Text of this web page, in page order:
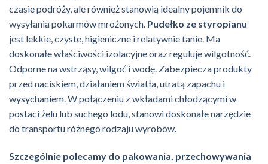
czasie podróży, ale również stanowią idealny pojemnik do
wysyłania pokarmów mrożonych. Pudełko ze styropianu
jest lekkie, czyste, higieniczne i relatywnie tanie. Ma
doskonałe właściwości izolacyjne oraz reguluje wilgotność.
Odporne na wstrząsy, wilgoć i wodę. Zabezpiecza produkty
przed naciskiem, działaniem światła, utratą zapachu i
wysychaniem. W połączeniu z wkładami chłodzącymi w
postaci żelu lub suchego lodu, stanowi doskonałe narzędzie
do transportu różnego rodzaju wyrobów.
Szczególnie polecamy do pakowania, przechowywania